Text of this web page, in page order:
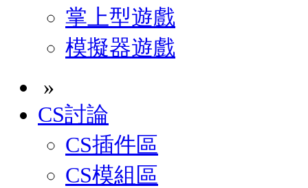
掌上型遊戲
模擬器遊戲
»
CS討論
CS插件區
CS模組區